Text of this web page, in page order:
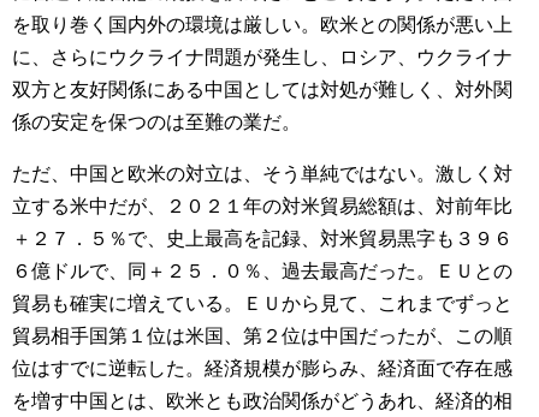
を取り巻く国内外の環境は厳しい。欧米との関係が悪い上
に、さらにウクライナ問題が発生し、ロシア、ウクライナ
双方と友好関係にある中国としては対処が難しく、対外関
係の安定を保つのは至難の業だ。
ただ、中国と欧米の対立は、そう単純ではない。激しく対
立する米中だが、２０２１年の対米貿易総額は、対前年比
＋２７．５％で、史上最高を記録、対米貿易黒字も３９６
６億ドルで、同＋２５．０％、過去最高だった。ＥＵとの
貿易も確実に増えている。ＥＵから見て、これまでずっと
貿易相手国第１位は米国、第２位は中国だったが、この順
位はすでに逆転した。経済規模が膨らみ、経済面で存在感
を増す中国とは、欧米とも政治関係がどうあれ、経済的相